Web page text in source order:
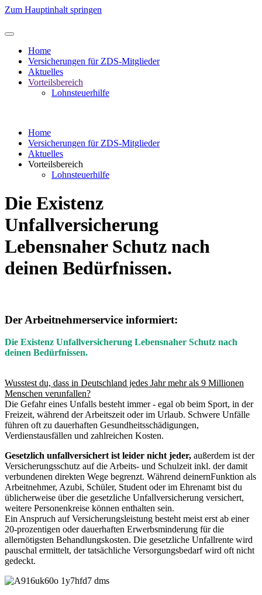
Zum Hauptinhalt springen
Home
Versicherungen für ZDS-Mitglieder
Aktuelles
Vorteilsbereich
Lohnsteuerhilfe
Home
Versicherungen für ZDS-Mitglieder
Aktuelles
Vorteilsbereich
Lohnsteuerhilfe
Die Existenz
Unfallversicherung
Lebensnaher Schutz nach
deinen Bedürfnissen.
Der Arbeitnehmerservice informiert:
Die Existenz Unfallversicherung Lebensnaher Schutz nach
deinen Bedürfnissen.
Wusstest du, dass in Deutschland jedes Jahr mehr als 9 Millionen
Menschen verunfallen?
Die Gefahr eines Unfalls besteht immer - egal ob beim Sport, in der
Freizeit, während der Arbeitszeit oder im Urlaub. Schwere Unfälle
führen oft zu dauerhaften Gesundheitsschädigungen,
Verdienstausfällen und zahlreichen Kosten.
Gesetzlich unfallversichert ist leider nicht jeder, außerdem ist der
Versicherungsschutz auf die Arbeits- und Schulzeit inkl. der damit
verbundenen direkten Wege begrenzt. Während deinernFunktion als
Arbeitnehmer, Azubi, Schüler, Student oder im Ehrenamt bist du
üblicherweise über die gesetzliche Unfallversicherung versichert,
weitere Personenkreise können enthalten sein.
Ein Anspruch auf Versicherungsleistung besteht meist erst ab einer
20-prozentigen oder dauerhaften Erwerbsminderung für die
allernötigsten Behandlungskosten. Die gesetzliche Unfallrente wird
pauschal ermittelt, der tatsächliche Versorgungsbedarf wird oft nicht
gedeckt.